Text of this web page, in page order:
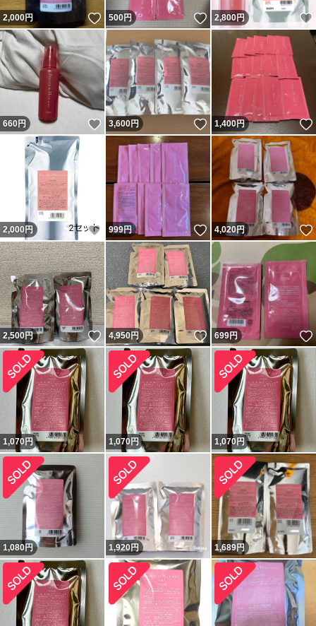
2,000円 いいね！
500円 いいね！
2,800円
660円 いいね！
3,600円 いいね！
1,400円
2,000 円 いいね！
999円 いいね！
4,020円
2,500円 いいね！
4,950円 いいね！
699円
1,070円 1,070円 1,070円
1,080円 1,920円 1,689円